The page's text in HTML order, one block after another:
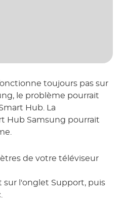
toujours pas sur
le problème pourrait
Hub. La
Hub Samsung pourrait
de votre téléviseur
sur l'onglet Support, puis